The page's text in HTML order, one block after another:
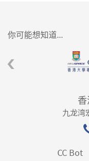
你可能想知道...
九龙湾
CC Bot